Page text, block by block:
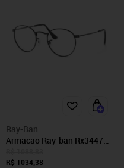
Ray-Ban
Armacao Ray-ban Rx3447vl
R$ 1034,38